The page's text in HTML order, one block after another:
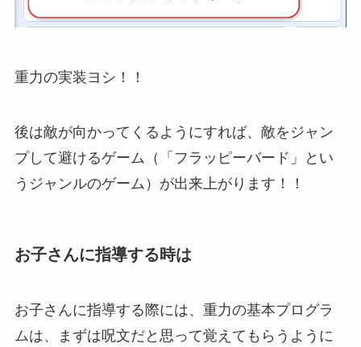
重力の実装ヨシ！！
後は敵が向かってくるようにすれば、敵をジャン
プして避けるゲーム（「フラッピーバード」とい
うジャンルのゲーム）が出来上がります！！
お子さんに指導する時は
お子さんに指導する際には、重力の基本プログラ
ムは、まずは呪文だと思って覚えてもらうように